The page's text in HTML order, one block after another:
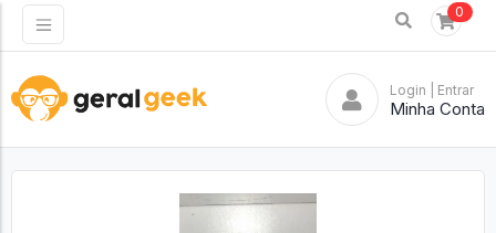
0
Login | Entrar
Minha Conta